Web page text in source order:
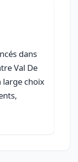
dans
Val De
large choix